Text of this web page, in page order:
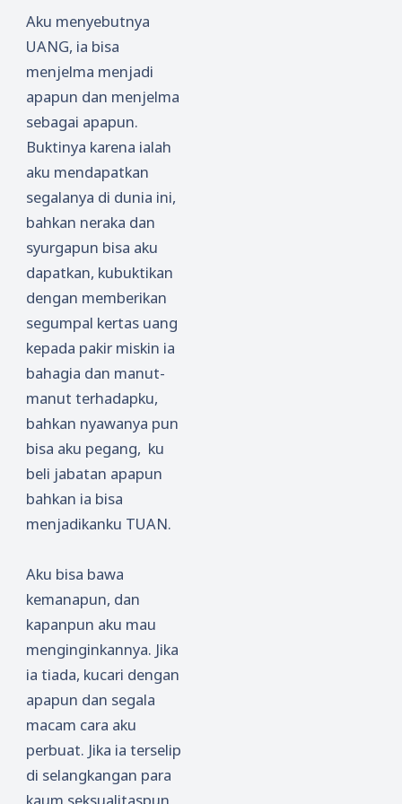
Aku menyebutnya
UANG, ia bisa
menjelma menjadi
apapun dan menjelma
sebagai apapun.
Buktinya karena ialah
aku mendapatkan
segalanya di dunia ini,
bahkan neraka dan
syurgapun bisa aku
dapatkan, kubuktikan
dengan memberikan
segumpal kertas uang
kepada pakir miskin ia
bahagia dan manut-
manut terhadapku,
bahkan nyawanya pun
bisa aku pegang, ku
beli jabatan apapun
bahkan ia bisa
menjadikanku TUAN.
Aku bisa bawa
kemanapun, dan
kapanpun aku mau
menginginkannya. Jika
ia tiada, kucari dengan
apapun dan segala
macam cara aku
perbuat. Jika ia terselip
di selangkangan para